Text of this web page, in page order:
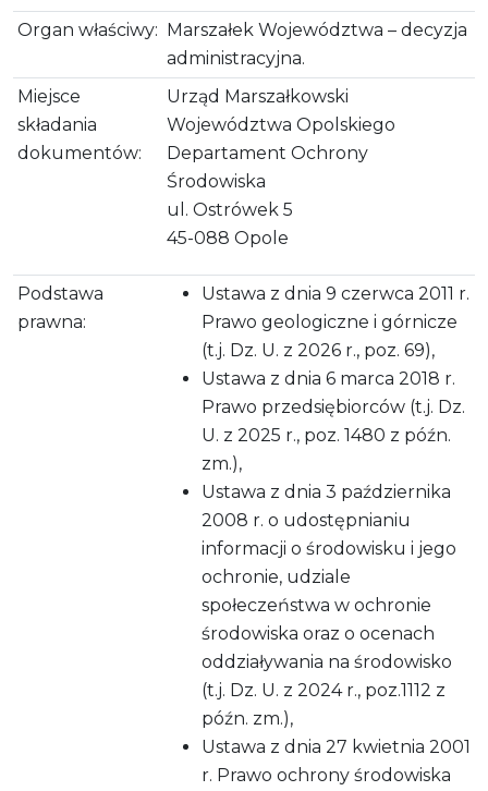
Organ właściwy: Marszałek Województwa – decyzja
administracyjna.
Miejsce
składania
dokumentów:
Urząd Marszałkowski
Województwa Opolskiego
Departament Ochrony
Środowiska
ul. Ostrówek 5
45-088 Opole
Podstawa
prawna:
Ustawa z dnia 9 czerwca 2011 r.
Prawo geologiczne i górnicze
(t.j. Dz. U. z 2026 r., poz. 69),
Ustawa z dnia 6 marca 2018 r.
Prawo przedsiębiorców (t.j. Dz.
U. z 2025 r., poz. 1480 z późn.
zm.),
Ustawa z dnia 3 października
2008 r. o udostępnianiu
informacji o środowisku i jego
ochronie, udziale
społeczeństwa w ochronie
środowiska oraz o ocenach
oddziaływania na środowisko
(t.j. Dz. U. z 2024 r., poz.1112 z
późn. zm.),
Ustawa z dnia 27 kwietnia 2001
r. Prawo ochrony środowiska